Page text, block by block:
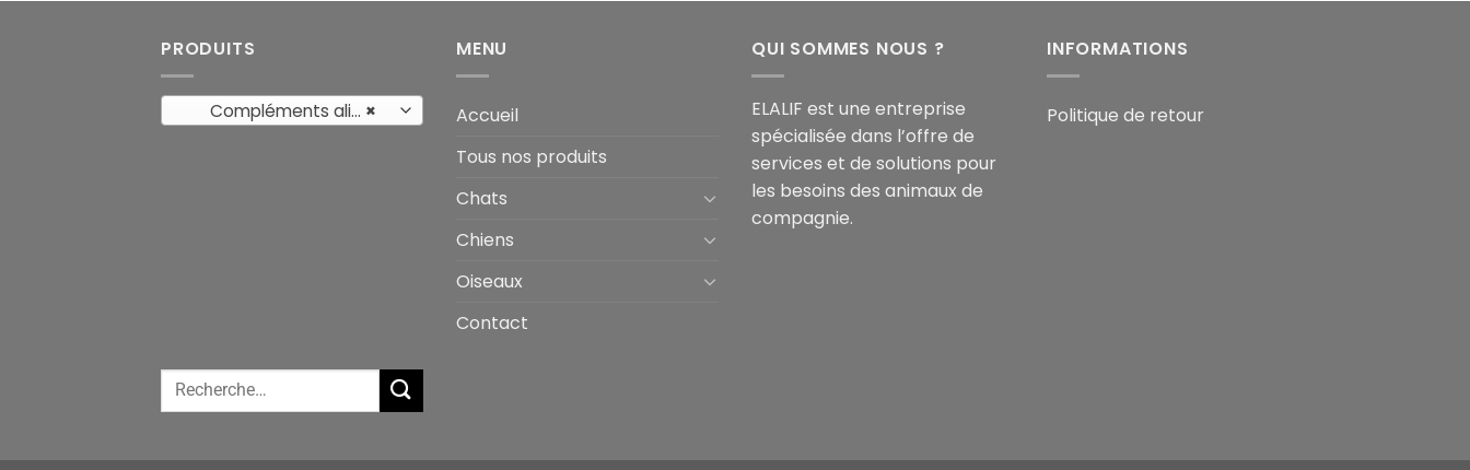
PRODUITS
×
Compléments alimentaires
MENU
Accueil
Tous nos produits
Chats
Chiens
Oiseaux
Contact
QUI SOMMES NOUS ?
ELALIF est une entreprise
spécialisée dans l’offre de
services et de solutions pour
les besoins des animaux de
compagnie.
INFORMATIONS
Politique de retour